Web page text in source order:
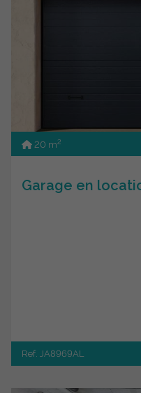
20 m2
Garage en
Ref. JA8969AL